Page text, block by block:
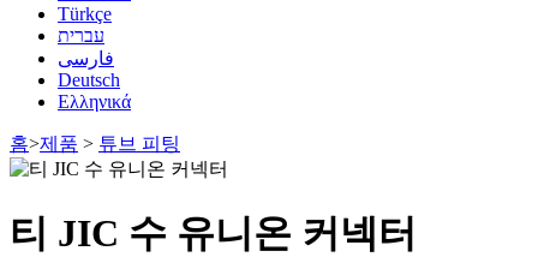
Türkçe
עברית
فارسی
Deutsch
Ελληνικά
홈>제품 > 튜브 피팅
티 JIC 수 유니온 커넥터